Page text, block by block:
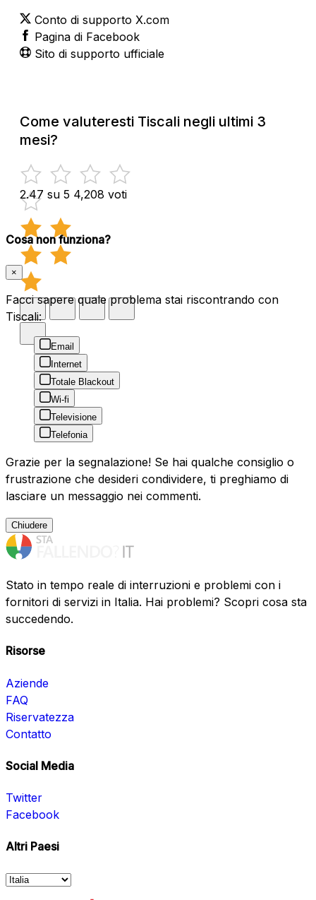
Conto di supporto X.com
Pagina di Facebook
Sito di supporto ufficiale
Come valuteresti Tiscali negli ultimi 3
mesi?
2.47 su 5 4,208 voti
Cosa non funziona?
×
Facci sapere quale problema stai riscontrando con
Tiscali:
Email
Internet
Totale Blackout
Wi-fi
Televisione
Telefonia
Grazie per la segnalazione! Se hai qualche consiglio o
frustrazione che desideri condividere, ti preghiamo di
lasciare un messaggio nei commenti.
Chiudere
Stato in tempo reale di interruzioni e problemi con i
fornitori di servizi in Italia. Hai problemi? Scopri cosa sta
succedendo.
Risorse
Aziende
FAQ
Riservatezza
Contatto
Social Media
Twitter
Facebook
Altri Paesi